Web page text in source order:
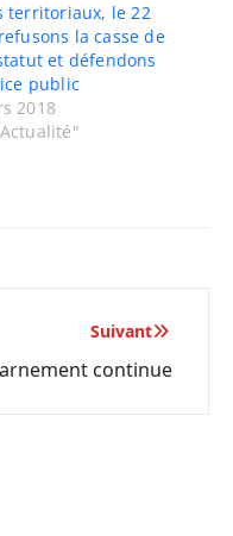
territoriaux, le 22
la casse de
et défendons
public
2018
Suivant
continue